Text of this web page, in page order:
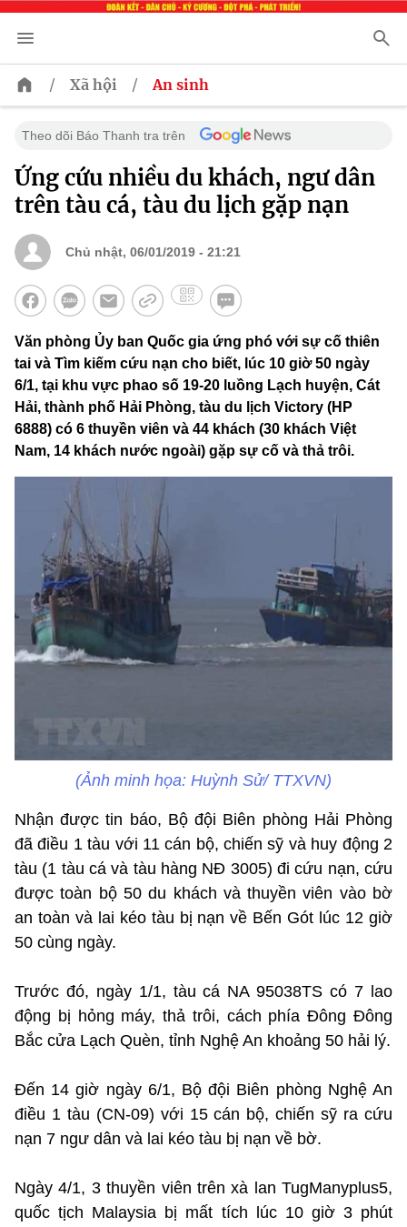
/ Xã hội / An sinh
Theo dõi Báo Thanh tra trên
Ứng cứu nhiều du khách, ngư dân
trên tàu cá, tàu du lịch gặp nạn
Chủ nhật, 06/01/2019 - 21:21
Văn phòng Ủy ban Quốc gia ứng phó với sự cố thiên
tai và Tìm kiếm cứu nạn cho biết, lúc 10 giờ 50 ngày
6/1, tại khu vực phao số 19-20 luồng Lạch huyện, Cát
Hải, thành phố Hải Phòng, tàu du lịch Victory (HP
6888) có 6 thuyền viên và 44 khách (30 khách Việt
Nam, 14 khách nước ngoài) gặp sự cố và thả trôi.
(Ảnh minh họa: Huỳnh Sử/ TTXVN)
Nhận được tin báo, Bộ đội Biên phòng Hải Phòng
đã điều 1 tàu với 11 cán bộ, chiến sỹ và huy động 2
tàu (1 tàu cá và tàu hàng NĐ 3005) đi cứu nạn, cứu
được toàn bộ 50 du khách và thuyền viên vào bờ
an toàn và lai kéo tàu bị nạn về Bến Gót lúc 12 giờ
50 cùng ngày.
Trước đó, ngày 1/1, tàu cá NA 95038TS có 7 lao
động bị hỏng máy, thả trôi, cách phía Đông Đông
Bắc cửa Lạch Quèn, tỉnh Nghệ An khoảng 50 hải lý.
Đến 14 giờ ngày 6/1, Bộ đội Biên phòng Nghệ An
điều 1 tàu (CN-09) với 15 cán bộ, chiến sỹ ra cứu
nạn 7 ngư dân và lai kéo tàu bị nạn về bờ.
Ngày 4/1, 3 thuyền viên trên xà lan TugManyplus5,
quốc tịch Malaysia bị mất tích lúc 10 giờ 3 phút